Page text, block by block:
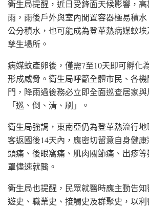
衛生局提醒，近日受鋒面天候影響，
雨，雨後戶外與室內閒置容器極易積
公分積水，也可能成為登革熱病媒蚊
孳生場所。
病媒蚊產卵後，僅需7至10天即可孵化
形成威脅。衛生局呼籲全體市民、各
門，降雨過後務必立即全面巡查居家
「巡、倒、清、刷」。
衛生局強調，東南亞仍為登革熱流行
客返國後14天內，應密切留意自身健康
頭痛、後眼窩痛、肌肉關節痛、出疹
罩儘速就醫。
衛生局也提醒，民眾就醫時應主動告
遊史、職業史、接觸史及群聚史，以